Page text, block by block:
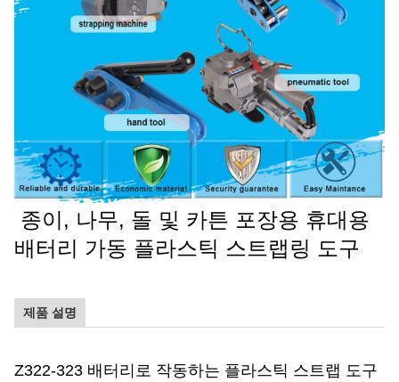
종이, 나무, 돌 및 카튼 포장용 휴대용
배터리 가동 플라스틱 스트랩링 도구
제품 설명
Z322-323 배터리로 작동하는 플라스틱 스트랩 도구